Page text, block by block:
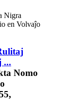
...
Nomo